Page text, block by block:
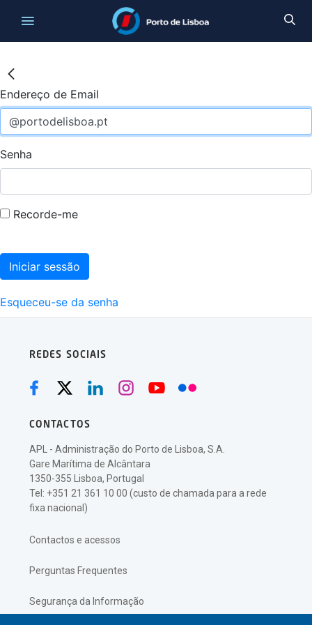
Endereço de Email
Senha
Recorde-me
Iniciar sessão
Esqueceu-se da senha
REDES SOCIAIS
CONTACTOS
APL - Administração do Porto de Lisboa, S.A.
Gare Marítima de Alcântara
1350-355 Lisboa, Portugal
Tel: +351 21 361 10 00 (custo de chamada para a rede
fixa nacional)
Contactos e acessos
Perguntas Frequentes
Segurança da Informação